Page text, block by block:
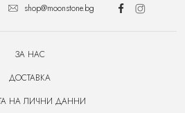
shop@moonstone.bg
ЗА НАС
ДОСТАВКА
НА ЛИЧНИ ДАННИ